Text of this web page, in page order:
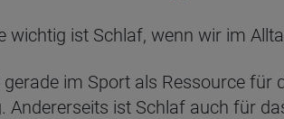
wichtig ist Schlaf, wenn wir im
im Sport als Ressource für
Andererseits ist Schlaf auch für